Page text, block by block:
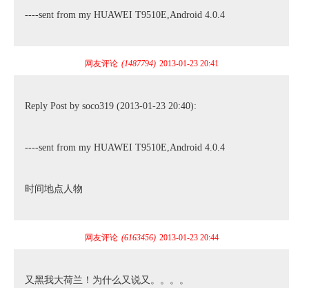
----sent from my HUAWEI T9510E,Android 4.0.4
网友评论 (1487794) 2013-01-23 20:41
Reply Post by soco319 (2013-01-23 20:40):
----sent from my HUAWEI T9510E,Android 4.0.4
时间地点人物
网友评论 (6163456) 2013-01-23 20:44
又黑我大荷兰！为什么又说又。。。。